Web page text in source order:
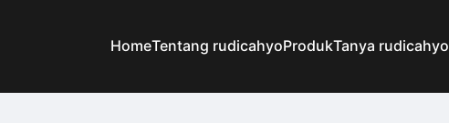
HomeTentang rudicahyoProdukTanya rudicahyo